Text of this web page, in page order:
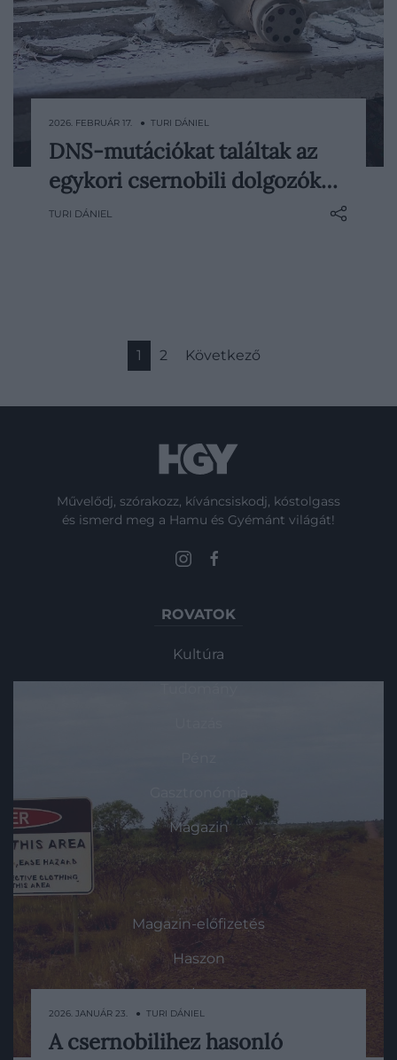
Először sikerült egyértelmű bizonyítékot
találni arra, hogy a csernobili
atomkatasztrófa után ionizáló
2026. FEBRUÁR 17. ● TURI DÁNIEL
DNS-mutációkat találtak az
egykori csernobili dolgozók…
TURI DÁNIEL
A nyugat-ausztráliai sivatag közepén van
2026. JANUÁR 23. ● TURI DÁNIEL
A csernobilihez hasonló
1 2 Következő
Művelődj, szórakozz, kíváncsiskodj, kóstolgass
és ismerd meg a Hamu és Gyémánt világát!
ROVATOK
Kultúra
Gasztronómia
Magazin
HG MEDIA
Magazin-előfizetés
Haszon
In